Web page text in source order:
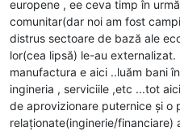
europene , ee ceva timp în
comunitar(dar noi am fost
distrus sectoare de bază ale
lor(cea lipsă) le-au
manufactura e aici ..luăm bani
ingineria , serviciile ,etc ...tot
de aprovizionare puternice și o
relaționate(inginerie/